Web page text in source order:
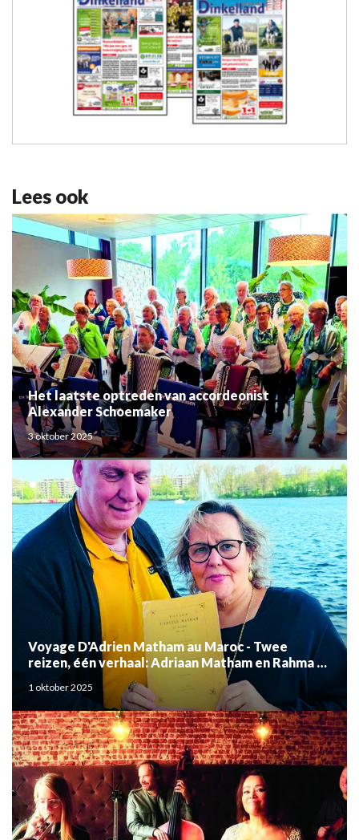
Lees ook
Het laatste optreden van accordeonist
Alexander Schoemaker
3 oktober 2025
Voyage D'Adrien Matham au Maroc - Twee
reizen, één verhaal: Adriaan Matham en Rahma el
Mouden
1 oktober 2025